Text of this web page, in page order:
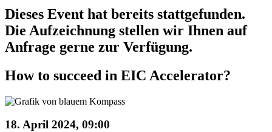
Dieses Event hat bereits stattgefunden.
Die Aufzeichnung stellen wir Ihnen auf
Anfrage gerne zur Verfügung.
How to succeed in EIC Accelerator?
18. April 2024, 09:00